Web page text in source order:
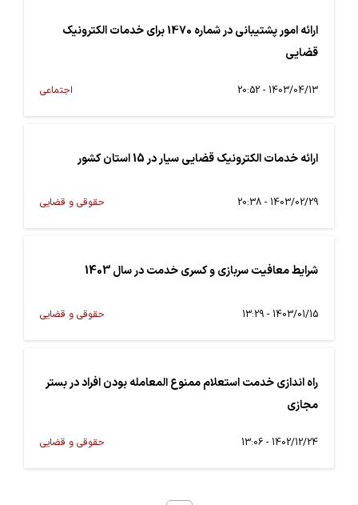
ارائه امور پشتیبانی در شماره 1470 برای خدمات الکترونیک
قضایی
1403/04/13 - 20:52 اجتماعی
ارائه خدمات الکترونیک قضایی سیار در 15 استان کشور
1403/02/29 - 20:38 حقوقی و قضایی
شرایط معافیت سربازی و کسری خدمت در سال 1403
1403/01/15 - 13:29 حقوقی و قضایی
راه اندازی خدمت استعلام ممنوع المعامله بودن افراد در بستر
مجازی
1402/12/24 - 13:06 حقوقی و قضایی